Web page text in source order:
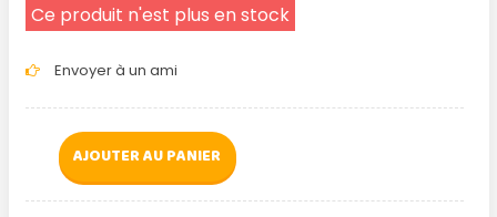
Ce produit n'est plus en stock
Envoyer à un ami
AJOUTER AU PANIER